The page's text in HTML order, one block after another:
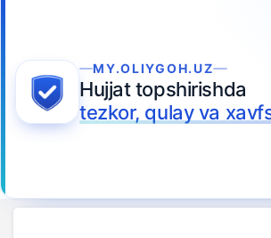
MY.OLIYGOH.UZ
Hujjat topshirishda
tezkor, qulay va